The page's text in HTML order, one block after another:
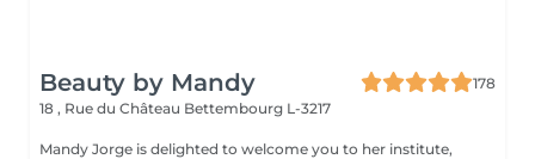
Beauty by Mandy
178
18 , Rue du Château Bettembourg L-3217
Mandy Jorge is delighted to welcome you to her institute,